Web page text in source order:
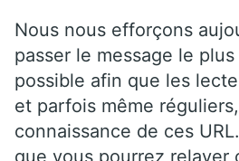
Nous nous efforçons
passer le message le
possible afin que les
et parfois même
connaissance de ces
que vous pourrez relayer